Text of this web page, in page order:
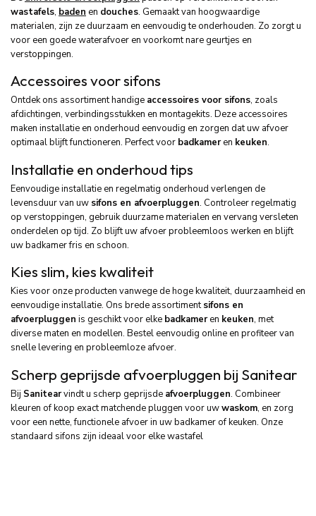
wastafels, baden en douches. Gemaakt van hoogwaardige
materialen, zijn ze duurzaam en eenvoudig te onderhouden. Zo zorgt u
voor een goede waterafvoer en voorkomt nare geurtjes en
verstoppingen.
Accessoires voor sifons
Ontdek ons assortiment handige accessoires voor sifons, zoals
afdichtingen, verbindingsstukken en montagekits. Deze accessoires
maken installatie en onderhoud eenvoudig en zorgen dat uw afvoer
optimaal blijft functioneren. Perfect voor badkameren keuken.
Installatie en onderhoud tips
Eenvoudige installatie en regelmatig onderhoud verlengen de
levensduur van uw sifons en afvoerpluggen. Controleer regelmatig
op verstoppingen, gebruik duurzame materialen en vervang versleten
onderdelen op tijd. Zo blijft uw afvoer probleemloos werken en blijft
uw badkamer fris en schoon.
Kies slim, kies kwaliteit
Kies voor onze producten vanwege de hoge kwaliteit, duurzaamheid en
eenvoudige installatie. Ons brede assortimentsifons en
afvoerpluggen is geschikt voor elke badkameren keuken, met
diverse maten en modellen. Bestel eenvoudig online en profiteer van
snelle levering en probleemloze afvoer.
Scherp geprijsde afvoerpluggen bij Sanitear
Bij Sanitearvindt u scherp geprijsde afvoerpluggen. Combineer
kleuren of koop exact matchende pluggen voor uwwaskom, en zorg
voor een nette, functionele afvoer in uw badkamer of keuken. Onze
standaard sifons zijn ideaal voor elke wastafel